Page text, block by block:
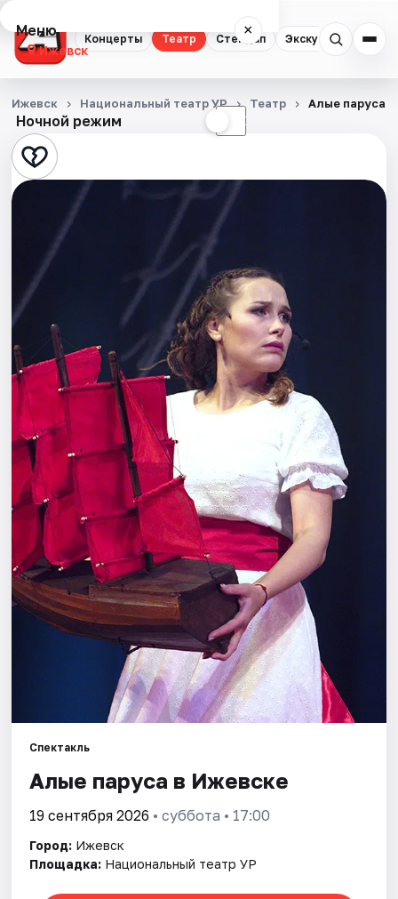
Концерты Театр Стендап Экскурсии
Меню ×
Ижевск
Концерты
Театр
Стендап
Экскурсии
Спорт
События
Города
Площадки
Артисты
Рейтинги
Ночной режим ☾
Ижевск Национальный театр УР Театр Алые паруса
Спектакль
Алые паруса в Ижевске
19 сентября 2026 • суббота • 17:00
Город: Ижевск
Площадка: Национальный театр УР